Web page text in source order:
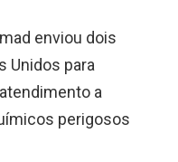
enviou dois
Unidos para
a
perigosos